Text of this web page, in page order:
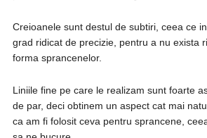
Creioanele sunt destul de subtiri, ceea ce
grad ridicat de precizie, pentru a nu exista
forma sprancenelor.
Liniile fine pe care le realizam sunt foarte
de par, deci obtinem un aspect cat mai
ca am fi folosit ceva pentru sprancene,